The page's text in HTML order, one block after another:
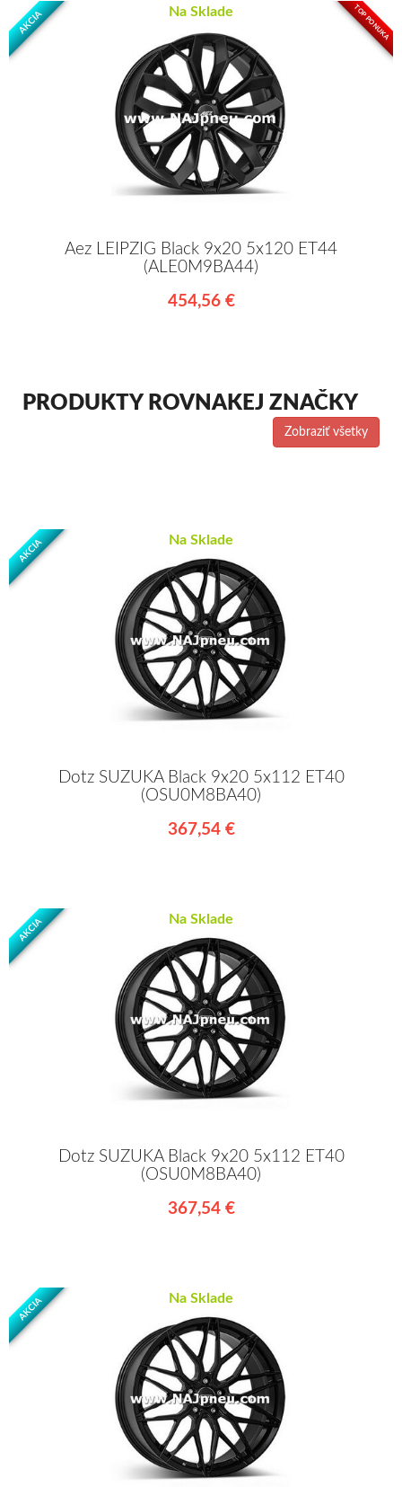
AKCIA TOP PONUKA
Na Sklade
Aez LEIPZIG Black 9x20 5x120 ET44
(ALE0M9BA44)
454,56 €
PRODUKTY ROVNAKEJ ZNAČKY
Zobraziť všetky
AKCIA Na Sklade
Dotz SUZUKA Black 9x20 5x112 ET40
(OSU0M8BA40)
367,54 €
AKCIA Na Sklade
Dotz SUZUKA Black 9x20 5x112 ET40
(OSU0M8BA40)
367,54 €
AKCIA Na Sklade